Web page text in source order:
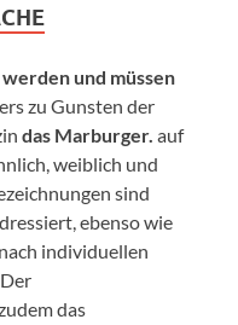
und müssen
zu Gunsten der
das Marburger. auf
weiblich und
sind
ebenso wie
individuellen
das